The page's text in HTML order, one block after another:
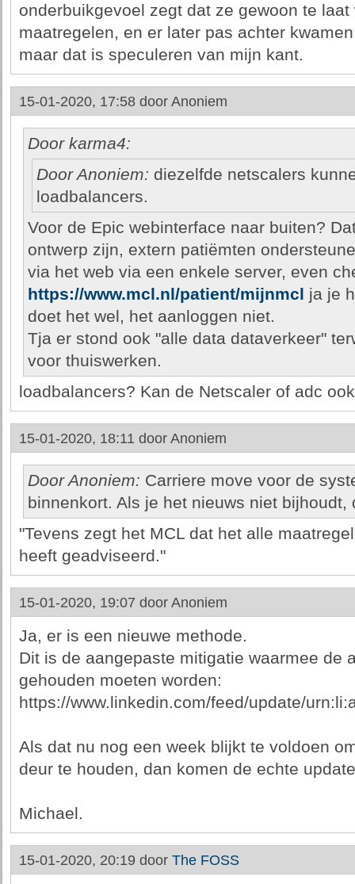
onderbuikgevoel zegt dat ze gewoon te
maatregelen, en er later pas achter
maar dat is speculeren van mijn kant.
15-01-2020, 17:58 door Anoniem
Door karma4:
Door Anoniem: diezelfde netscalers
loadbalancers.
Voor de Epic webinterface naar buiten?
ontwerp zijn, extern patiëmten
via het web via een enkele server, even
https://www.mcl.nl/patient/mijnmcl ja je
doet het wel, het aanloggen niet.
Tja er stond ook "alle data dataverkeer"
voor thuiswerken.
loadbalancers? Kan de Netscaler of adc
15-01-2020, 18:11 door Anoniem
Door Anoniem: Carriere move voor de
binnenkort. Als je het nieuws niet
"Tevens zegt het MCL dat het alle
heeft geadviseerd."
15-01-2020, 19:07 door Anoniem
Ja, er is een nieuwe methode.
Dit is de aangepaste mitigatie waarmee de
gehouden moeten worden:
https://www.linkedin.com/feed/update/
Als dat nu nog een week blijkt te voldoen
deur te houden, dan komen de echte
Michael.
15-01-2020, 20:19 door The FOSS